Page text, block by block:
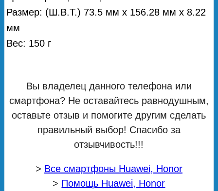
Размер: (Ш.В.Т.) 73.5 мм х 156.28 мм х 8.22
мм
Вес: 150 г
Вы владелец данного телефона или
смартфона? Не оставайтесь равнодушным,
оставьте отзыв и помогите другим сделать
правильный выбор! Спасибо за
отзывчивость!!!
> Все смартфоны Huawei, Honor
> Помощь Huawei, Honor